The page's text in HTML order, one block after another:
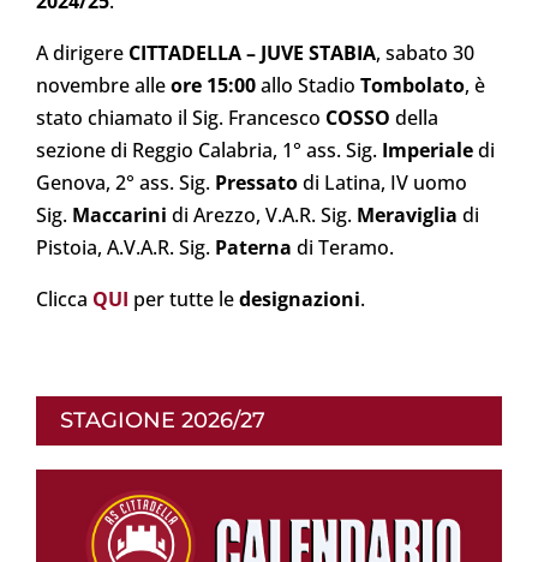
A dirigere CITTADELLA– JUVE STABIA, sabato 30
novembre alleore 15:00allo Stadio Tombolato, è
stato chiamato il Sig. Francesco COSSO della
sezione di Reggio Calabria, 1° ass. Sig. Imperialedi
Genova, 2° ass. Sig. Pressatodi Latina, IV uomo
Sig. Maccarini di Arezzo, V.A.R. Sig. Meraviglia di
Pistoia, A.V.A.R. Sig. Paterna di Teramo.
Clicca QUI per tutte ledesignazioni.
STAGIONE 2026/27